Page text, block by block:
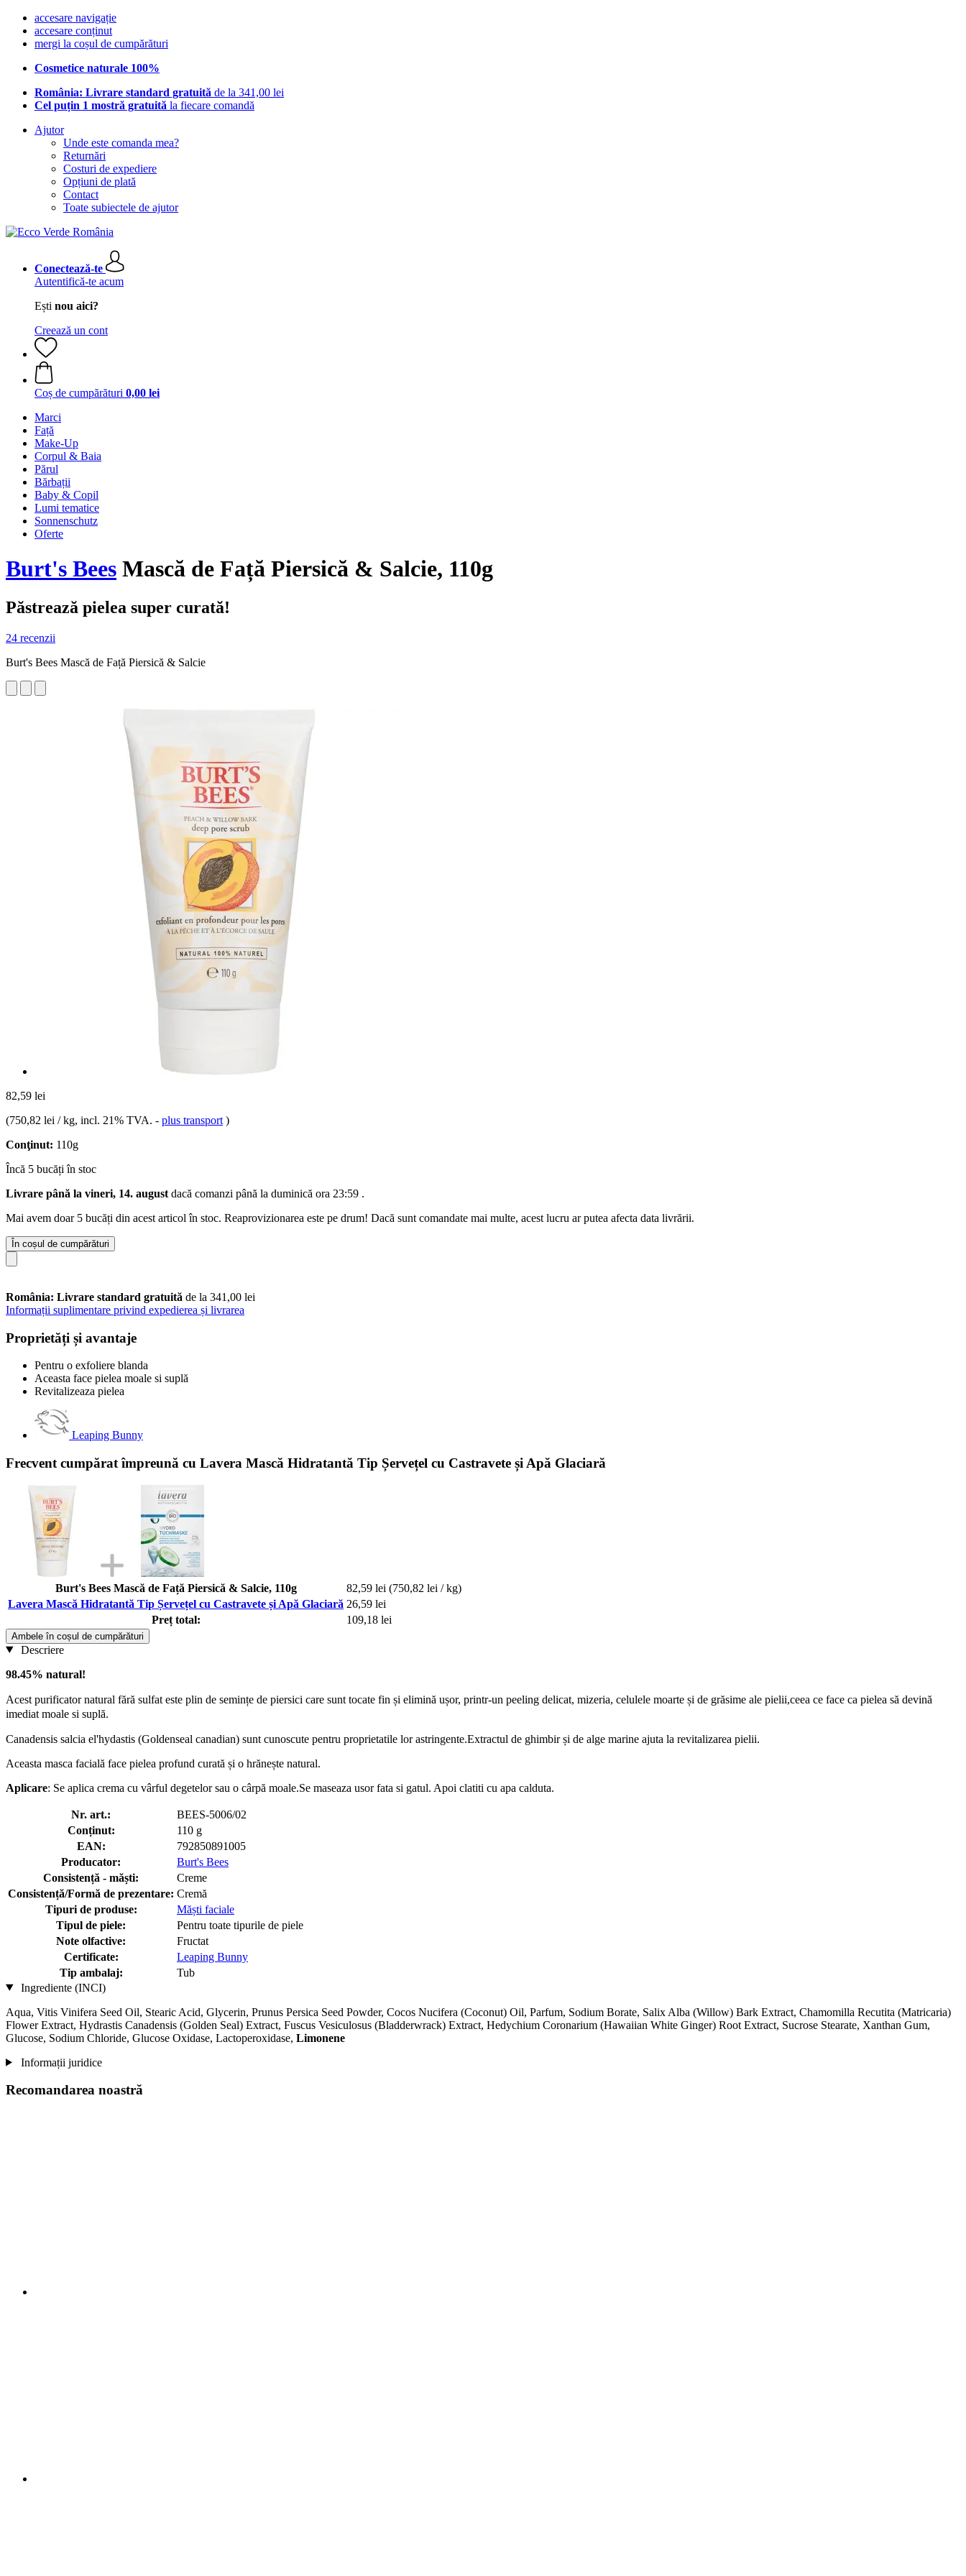
accesare navigație
accesare conținut
mergi la coșul de cumpărături
Cosmetice naturale 100%
România: Livrare standard gratuită de la 341,00 lei
Cel puțin 1 mostră gratuită la fiecare comandă
Ajutor
Unde este comanda mea?
Returnări
Costuri de expediere
Opțiuni de plată
Contact
Toate subiectele de ajutor
Conectează-te
Autentifică-te acum
Ești nou aici?
Creează un cont
Coș de cumpărături 0,00 lei
Marci
Față
Make-Up
Corpul & Baia
Părul
Bărbații
Baby & Copil
Lumi tematice
Sonnenschutz
Oferte
Burt's Bees Mască de Față Piersică & Salcie, 110g
Păstrează pielea super curată!
24 recenzii
Burt's Bees Mască de Față Piersică & Salcie
82,59 lei
(750,82 lei / kg, incl. 21% TVA. - plus transport )
Conţinut: 110g
Încă 5 bucăți în stoc
Livrare până la vineri, 14. august dacă comanzi până la duminică ora 23:59 .
Mai avem doar 5 bucăți din acest articol în stoc. Reaprovizionarea este pe drum! Dacă sunt comandate mai multe, acest lucru ar putea afecta data livrării.
În coșul de cumpărături
România: Livrare standard gratuită de la 341,00 lei
Informații suplimentare privind expedierea și livrarea
Proprietăți și avantaje
Pentru o exfoliere blanda
Aceasta face pielea moale si suplă
Revitalizeaza pielea
Leaping Bunny
Frecvent cumpărat împreună cu Lavera Mască Hidratantă Tip Șervețel cu Castravete și Apă Glaciară
Burt's Bees Mască de Față Piersică & Salcie, 110g 82,59 lei (750,82 lei / kg)
Lavera Mască Hidratantă Tip Șervețel cu Castravete și Apă Glaciară 26,59 lei
Preț total:
109,18 lei
Ambele în coșul de cumpărături
Descriere
98.45% natural!
Acest purificator natural fără sulfat este plin de semințe de piersici care sunt tocate fin și elimină ușor, printr-un peeling delicat, mizeria, celulele moarte și de grăsime ale pielii,ceea ce face ca pielea să devină
imediat moale si suplă.
Canadensis salcia el'hydastis (Goldenseal canadian) sunt cunoscute pentru proprietatile lor astringente.Extractul de ghimbir și de alge marine ajuta la revitalizarea pielii.
Aceasta masca facială face pielea profund curată și o hrănește natural.
Aplicare: Se aplica crema cu vârful degetelor sau o cârpă moale.Se maseaza usor fata si gatul. Apoi clatiti cu apa calduta.
Nr. art.:
BEES-5006/02
Conținut:
110 g
EAN:
792850891005
Producator:
Burt's Bees
Consistență - măști:
Creme
Consistență/Formă de prezentare: Cremă
Tipuri de produse:
Măști faciale
Tipul de piele:
Pentru toate tipurile de piele
Note olfactive:
Fructat
Certificate:
Leaping Bunny
Tip ambalaj:
Tub
Ingrediente (INCI)
Aqua, Vitis Vinifera Seed Oil, Stearic Acid, Glycerin, Prunus Persica Seed Powder, Cocos Nucifera (Coconut) Oil, Parfum, Sodium Borate, Salix Alba (Willow) Bark Extract, Chamomilla Recutita (Matricaria)
Flower Extract, Hydrastis Canadensis (Golden Seal) Extract, Fuscus Vesiculosus (Bladderwrack) Extract, Hedychium Coronarium (Hawaiian White Ginger) Root Extract, Sucrose Stearate, Xanthan Gum,
Glucose, Sodium Chloride, Glucose Oxidase, Lactoperoxidase, Limonene
Informații juridice
Recomandarea noastră